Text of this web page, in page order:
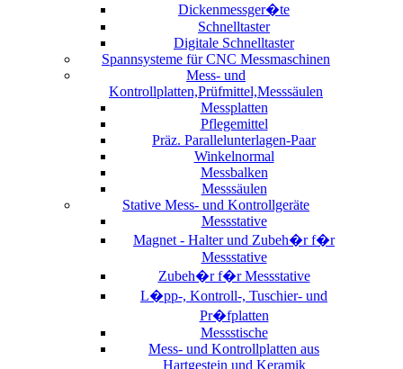
Dickenmessger�te
Schnelltaster
Digitale Schnelltaster
Spannsysteme für CNC Messmaschinen
Mess- und
Kontrollplatten,Prüfmittel,Messsäulen
Messplatten
Pflegemittel
Präz. Parallelunterlagen-Paar
Winkelnormal
Messbalken
Messsäulen
Stative Mess- und Kontrollgeräte
Messstative
Magnet - Halter und Zubeh�r f�r
Messstative
Zubeh�r f�r Messstative
L�pp-, Kontroll-, Tuschier- und
Pr�fplatten
Messstische
Mess- und Kontrollplatten aus
Hartgestein und Keramik